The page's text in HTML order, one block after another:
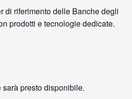
di riferimento delle Banche degli
prodotti e tecnologie dedicate.
presto disponibile.